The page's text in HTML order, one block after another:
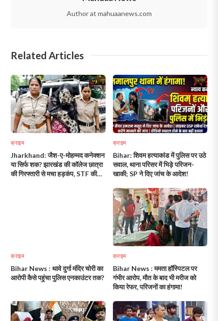
Author at mahuaanews.com
Related Articles
क्राइम
Jharkhand: जैश-ए-मोहम्मद कनेक्शन
या सिर्फ शक? झारखंड की कॉलेज छात्रा
की गिरफ्तारी से मचा हड़कंप, STF की
क्राइम
Bihar: शिवम हत्याकांड में पुलिस पर उठे
सवाल, थाना परिसर में भिड़े परिजन-
खाकी; SP ने दिए जांच के आदेश!
क्राइम
Bihar News : थावे दुर्गा मंदिर चोरी का
आरोपी कैसे पहुंचा पुलिस एनकाउंटर तक?
क्राइम
Bihar News : ममता हॉस्पिटल पर
गंभीर आरोप, मौत के बाद भी मरीज को
किया रेफर, परिजनों का हंगामा!